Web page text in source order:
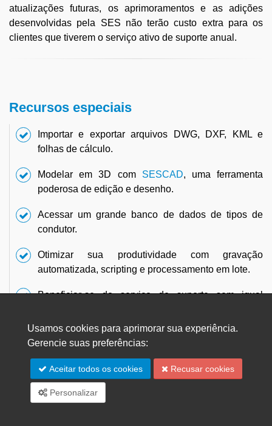
atualizações futuras, os aprimoramentos e as adições
desenvolvidas pela SES não terão custo extra para os
clientes que tiverem o serviço ativo de suporte anual.
Recursos especiais
Importar e exportar arquivos DWG, DXF, KML e
folhas de cálculo.
Modelar em 3D com SESCAD, uma ferramenta
poderosa de edição e desenho.
Acessar um grande banco de dados de tipos de
condutor.
Otimizar sua produtividade com gravação
automatizada, scripting e processamento em lote.
Beneficiar-se do serviço de suporte sem igual
Validação científica e experimental
Desde a fundação da SES há mais de 40 anos, nosso
Usamos cookies para aprimorar sua experiência.
Gerencie suas preferências:
Aceitar todos os cookies Recusar cookies
Personalizar